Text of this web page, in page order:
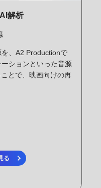
解析
、A2 Productionで
ションといった音源
とで、映画向けの再
る